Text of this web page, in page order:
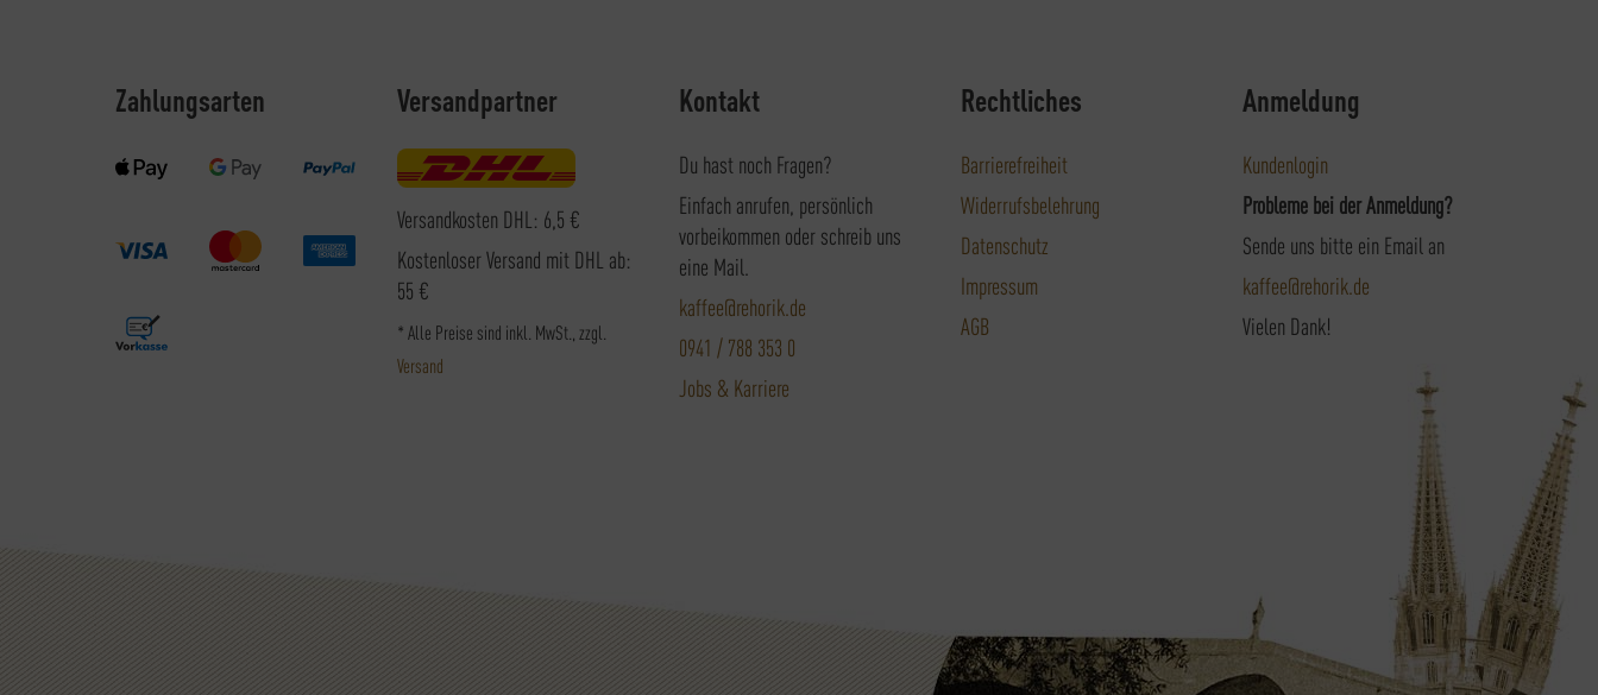
Zahlungsarten Versandpartner
Versandkosten DHL: 6,5 €
Kostenloser Versand mit DHL ab:
55 €
* Alle Preise sind inkl. MwSt., zzgl.
Versand
Kontakt
Du hast noch Fragen?
Einfach anrufen, persönlich
vorbeikommen oder schreib uns
eine Mail.
kaffee@rehorik.de
0941 / 788 353 0
Jobs & Karriere
Rechtliches
Barrierefreiheit
Widerrufsbelehrung
Datenschutz
Impressum
AGB
Anmeldung
Kundenlogin
Probleme bei der Anmeldung?
Sende uns bitte ein Email an
kaffee@rehorik.de
Vielen Dank!